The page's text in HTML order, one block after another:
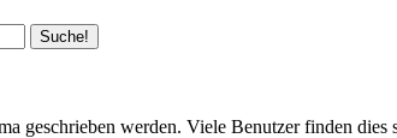
geschrieben werden. Viele Benutzer finden